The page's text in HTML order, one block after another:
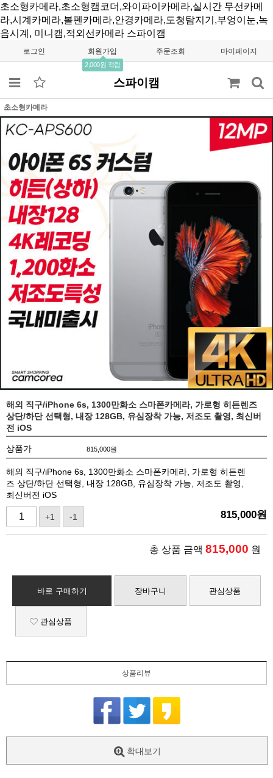
초소형카메라,초소형캠코더,와이파이카메라,실시간 무선카메
라,시계카메라,볼펜카메라,안경카메라,도청탐지기,부엉이눈,녹
음시계, 미니캠,적외선카메라 스파이캠
로그인 회원가입
2,000원 적립
주문조회 마이페이지
스파이캠
초소형카메라
해외 직구/iPhone 6s, 1300만화소 스마폰카메라, 가로형 히든렌즈
상단/하단 선택형, 내장 128GB, 유심장착 가능, 저조도 촬영, 최신버
전 iOS
상품가 815,000원
해외 직구/iPhone 6s, 1300만화소 스마폰카메라, 가로형 히든렌
즈 상단/하단 선택형, 내장 128GB, 유심장착 가능, 저조도 촬영,
최신버전 iOS
+1 -1 815,000원
총 상품 금액 815,000 원
바로 구매하기 장바구니 관심상품
관심상품
상품리뷰
확대보기